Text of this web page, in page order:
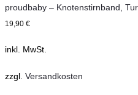
werden
wählen
Varianten
auf.
proudbaby – Knotenstirnband,
19,90 €
inkl. MwSt.
zzgl. Versandkosten